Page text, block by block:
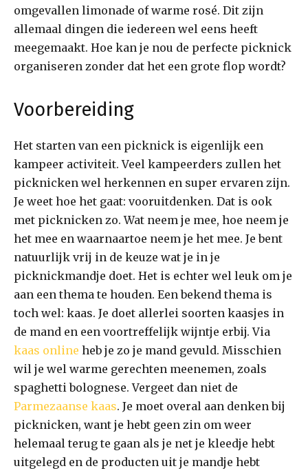
omgevallen limonade of warme rosé. Dit zijn
allemaal dingen die iedereen wel eens heeft
meegemaakt. Hoe kan je nou de perfecte picknick
organiseren zonder dat het een grote flop wordt?
Voorbereiding
Het starten van een picknick is eigenlijk een
kampeer activiteit. Veel kampeerders zullen het
picknicken wel herkennen en super ervaren zijn.
Je weet hoe het gaat: vooruitdenken. Dat is ook
met picknicken zo. Wat neem je mee, hoe neem je
het mee en waarnaartoe neem je het mee. Je bent
natuurlijk vrij in de keuze wat je in je
picknickmandje doet. Het is echter wel leuk om je
aan een thema te houden. Een bekend thema is
toch wel: kaas. Je doet allerlei soorten kaasjes in
de mand en een voortreffelijk wijntje erbij. Via
kaas online heb je zo je mand gevuld. Misschien
wil je wel warme gerechten meenemen, zoals
spaghetti bolognese. Vergeet dan niet de
Parmezaanse kaas. Je moet overal aan denken bij
picknicken, want je hebt geen zin om weer
helemaal terug te gaan als je net je kleedje hebt
uitgelegd en de producten uit je mandje hebt